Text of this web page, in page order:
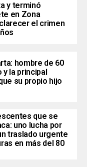
y terminó
en Zona
el crimen
hombre de 60
la principal
su propio hijo
que se
uno lucha por
traslado urgente
en más del 80